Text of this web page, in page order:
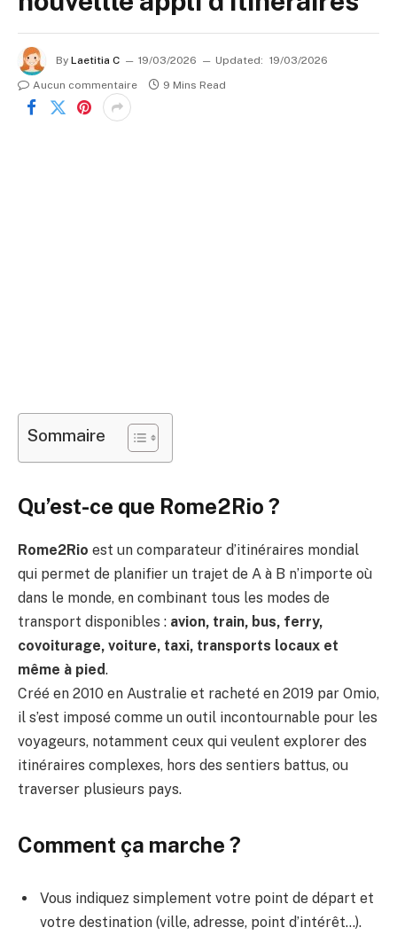
By Laetitia C 19/03/2026 Updated: 19/03/2026
Aucun commentaire
9 Mins Read
Sommaire
Qu’est-ce que Rome2Rio ?
Rome2Rio est un comparateur d’itinéraires mondial
qui permet de planifier un trajet de A à B n’importe où
dans le monde, en combinant tous les modes de
transport disponibles : avion, train, bus, ferry,
covoiturage, voiture, taxi, transports locaux et
même à pied.
Créé en 2010 en Australie et racheté en 2019 par Omio,
il s’est imposé comme un outil incontournable pour les
voyageurs, notamment ceux qui veulent explorer des
itinéraires complexes, hors des sentiers battus, ou
traverser plusieurs pays.
Comment ça marche ?
Vous indiquez simplement votre point de départ et
votre destination (ville, adresse, point d’intérêt…).